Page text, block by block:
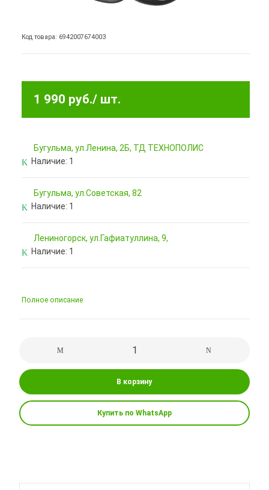
Код товара: 6942007674003
1 990 руб./ шт.
Бугульма, ул.Ленина, 2Б, ТД ТЕХНОПОЛИС
Наличие: 1
Бугульма, ул.Советская, 82
Наличие: 1
Лениногорск, ул.Гафиатуллина, 9,
Наличие: 1
Полное описание
В корзину
Купить по WhatsApp